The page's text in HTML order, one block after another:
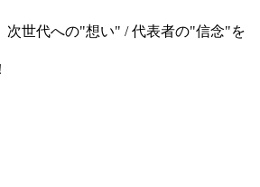
次世代への"想い" / 代表者の"信念"を